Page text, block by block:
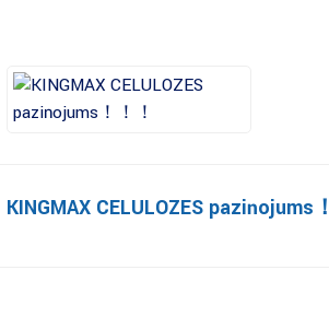
KINGMAX CELULOZES paziņojums